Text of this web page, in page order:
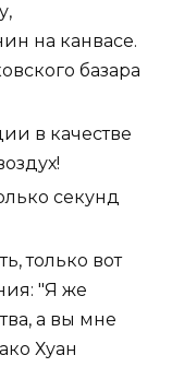
на канвасе.
базара
в качестве
секунд
только вот
"Я же
а вы мне
Хуан